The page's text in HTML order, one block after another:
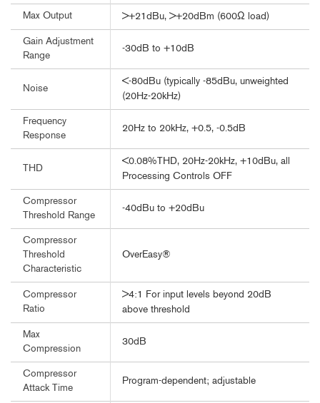
Max Output >+21dBu, >+20dBm (600Ω load)
Gain Adjustment
Range
-30dB to +10dB
Noise
<-80dBu (typically -85dBu, unweighted
(20Hz-20kHz)
Frequency
Response
20Hz to 20kHz, +0.5, -0.5dB
THD
<0.08%THD, 20Hz-20kHz, +10dBu, all
Processing Controls OFF
Compressor
Threshold Range
-40dBu to +20dBu
Compressor
Threshold
Characteristic
OverEasy®
Compressor
Ratio
>4:1 For input levels beyond 20dB
above threshold
Max
Compression
30dB
Compressor
Attack Time
Program-dependent; adjustable